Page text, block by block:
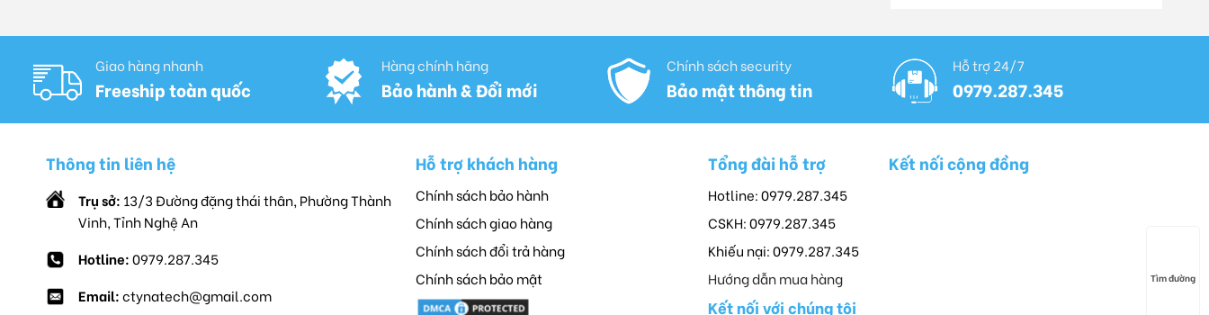
Giao hàng nhanh
Freeship toàn quốc
Hàng chính hãng
Bảo hành & Đổi mới
Chính sách security
Bảo mật thông tin
Hỗ trợ 24/7
0979.287.345
Thông tin liên hệ
Trụ sở: 13/3 Đường đặng thái thân, Phường Thành
Vinh, Tỉnh Nghệ An
Hotline:0979.287.345
Email:ctynatech@gmail.com
Hỗ trợ khách hàng
Chính sách bảo hành
Chính sách giao hàng
Chính sách đổi trả hàng
Chính sách bảo mật
Tổng đài hỗ trợ
Hotline: 0979.287.345
CSKH: 0979.287.345
Khiếu nại: 0979.287.345
Hướng dẫn mua hàng
Kết nối với chúng tôi
Kết nối cộng đồng
Tìm đường